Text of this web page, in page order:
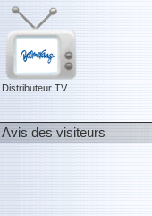
Distributeur TV
Avis des visiteurs